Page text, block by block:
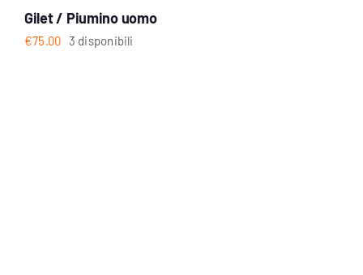
Gilet / Piumino uomo
€75.00 3 disponibili